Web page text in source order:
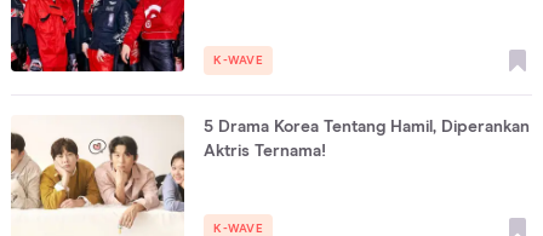
K-WAVE
5 Drama Korea Tentang Hamil, Diperankan
Aktris Ternama!
K-WAVE